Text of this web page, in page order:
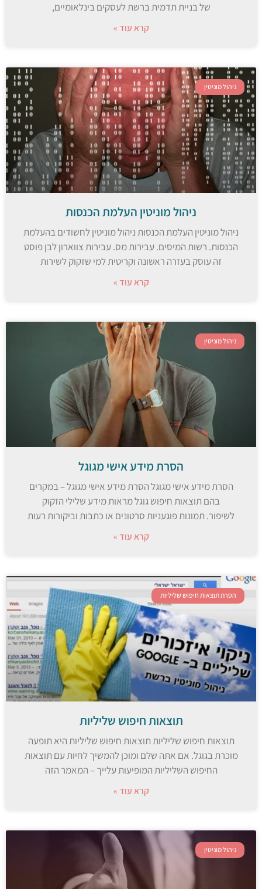
של בניית תדמית ברשת לעסקים בינלאומיים,
קרא עוד »
ניהול מוניטין
ניהול מוניטין העלמת הכנסות
ניהול מוניטין העלמת הכנסות ניהול מוניטין לחשודים בהעלמת
הכנסות. רשות המיסים. עבירות מס. עבירות צווארון לבן פוסט
זה עוסק בעזרה ראשונה וקריטית למי שזקוק לשירות
קרא עוד »
ניהול מוניטין
הסרת מידע אישי מגוגל
הסרת מידע אישי מגוגל הסרת מידע אישי מגוגל – במקרים
בהם תוצאות חיפוש גוגל מראות מידע שלילי הזקוק
לשיפור. תמונות פוגעניות סרטונים או כתבות וביקורות רעות
קרא עוד »
הסרת תוצאות חיפוש שליליות
תוצאות חיפוש שליליות
תוצאות חיפוש שליליות תוצאות חיפוש שליליות היא תופעה
מוכרת בגוגל. אם אתה שלם ומוכן להמשיך לחיות עם תוצאות
החיפוש השליליות המופיעות עלייך – המאמר הזה
קרא עוד »
ניהול מוניטין